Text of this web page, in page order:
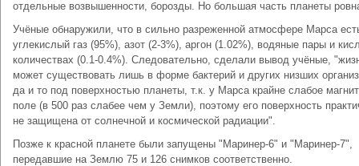
отдельные возвышенности, борозды. Но большая часть планеты
Учёные обнаружили, что в сильно разреженной атмосфере Марса
углекислый газ (95%), азот (2-3%), аргон (1.02%), водяные пары и
количествах (0.1-0.4%). Следовательно, сделали вывод учёные,
может существовать лишь в форме бактерий и других низших
да и то под поверхностью планеты, т.к. у Марса крайне слабое
поле (в 500 раз слабее чем у Земли), поэтому его поверхность
не защищена от солнечной и космической радиации".
Позже к красной планете были запущены "Маринер-6" и "Маринер-7",
передавшие на Землю 75 и 126 снимков соответственно.